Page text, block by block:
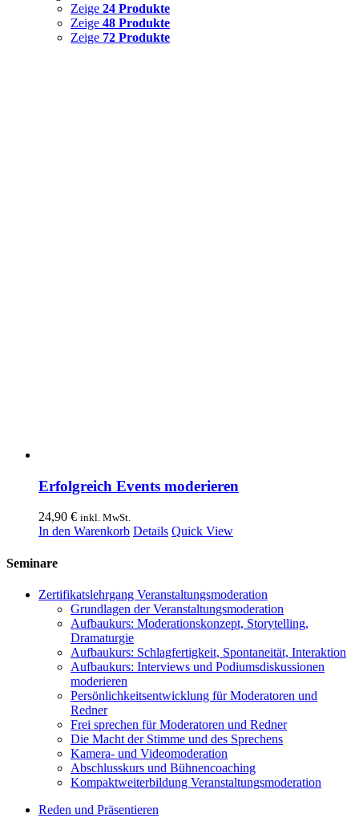
Zeige 24 Produkte
Zeige 48 Produkte
Zeige 72 Produkte
Erfolgreich Events moderieren
24,90 € inkl. MwSt.
In den Warenkorb Details Quick View
Seminare
Zertifikatslehrgang Veranstaltungsmoderation
Grundlagen der Veranstaltungsmoderation
Aufbaukurs: Moderationskonzept, Storytelling,
Dramaturgie
Aufbaukurs: Schlagfertigkeit, Spontaneität, Interaktion
Aufbaukurs: Interviews und Podiumsdiskussionen
moderieren
Persönlichkeitsentwicklung für Moderatoren und
Redner
Frei sprechen für Moderatoren und Redner
Die Macht der Stimme und des Sprechens
Kamera- und Videomoderation
Abschlusskurs und Bühnencoaching
Kompaktweiterbildung Veranstaltungsmoderation
Reden und Präsentieren